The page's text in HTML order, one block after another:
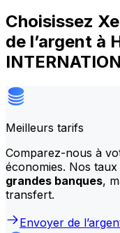
Choisissez
de l’argent à
Meilleurs tarifs
Comparez-nous à
économies. Nos taux
grandes banques,
transfert.
Envoyer de